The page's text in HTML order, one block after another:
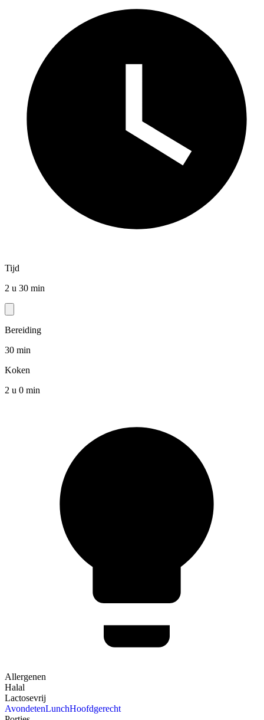
Tijd
2 u 30 min
Bereiding
30 min
Koken
2 u 0 min
Allergenen
Halal
Lactosevrij
AvondetenLunchHoofdgerecht